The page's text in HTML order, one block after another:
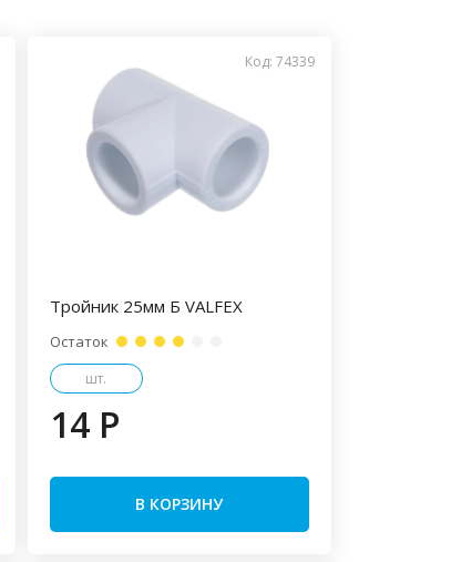
Код: 74339
Тройник 25мм Б VALFEX
Остаток
шт.
14 P
В КОРЗИНУ